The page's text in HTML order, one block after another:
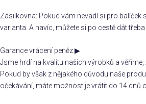
Zásilkovna: Pokud vám nevadí si pro balíček
varianta. A navíc, můžete si po cestě dát
Garance vrácení peněz▶
Jsme hrdí na kvalitu našich výrobků a věříme,
Pokud by však z nějakého důvodu naše
očekávání, máte možnost je vrátit do 14 dnů